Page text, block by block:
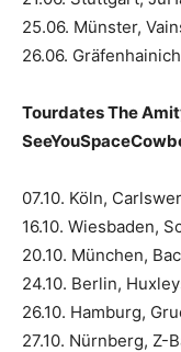
25.06. Münster,
26.06.
Tourdates The
07.10. Köln,
16.10. Wiesbaden,
20.10. München,
24.10. Berlin,
26.10. Hamburg,
27.10. Nürnberg, Z-